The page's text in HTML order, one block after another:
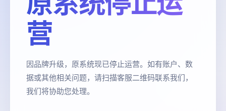
营
因品牌升级，原系统现已停止运营。如有账户、数
据或其他相关问题，请扫描客服二维码联系我们，
我们将协助您处理。